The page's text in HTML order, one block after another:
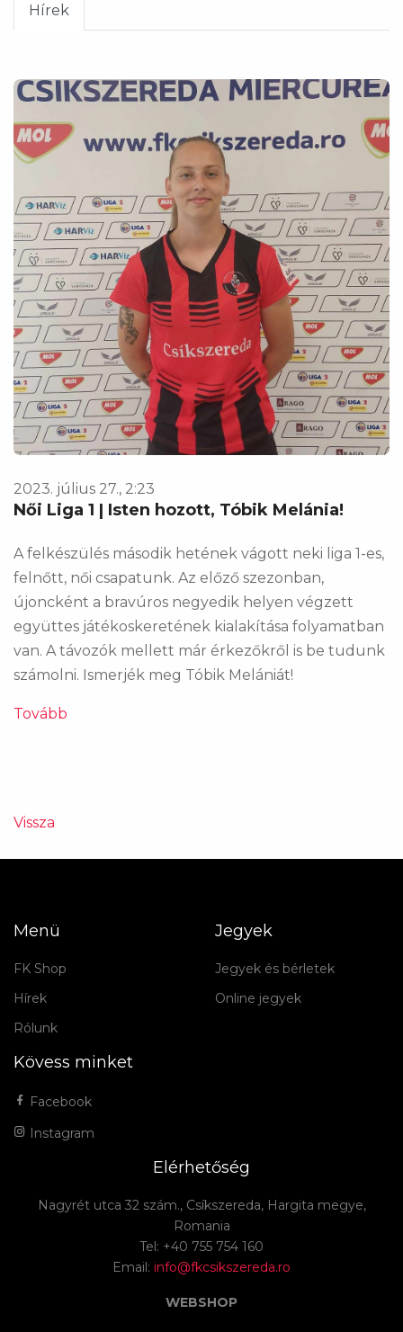
Hírek
2023. július 27., 2:23
Női Liga 1 | Isten hozott, Tóbik Melánia!
​​​​​​​A felkészülés második hetének vágott neki liga 1-es,
felnőtt, női csapatunk. Az előző szezonban,
újoncként a bravúros negyedik helyen végzett
együttes játékoskeretének kialakítása folyamatban
van. A távozók mellett már érkezőkről is be tudunk
számolni. Ismerjék meg Tóbik Melániát!
Tovább
Vissza
Menü
FK Shop
Hírek
Rólunk
Jegyek
Jegyek és bérletek
Online jegyek
Kövess minket
Facebook
Instagram
Elérhetőség
Nagyrét utca 32 szám., Csíkszereda, Hargita megye,
Romania
Tel: +40 755 754 160
Email: info@fkcsikszereda.ro
WEBSHOP